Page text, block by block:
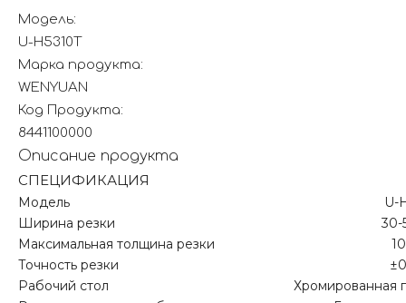
Модель:
U-H5310T
Марка продукта:
WENYUAN
Код Продукта:
8441100000
Описание продукта
СПЕЦИФИКАЦИЯ
Модель
U-
Ширина резки
30-
Максимальная толщина резки
Точность резки
Рабочий стол
Хромированная